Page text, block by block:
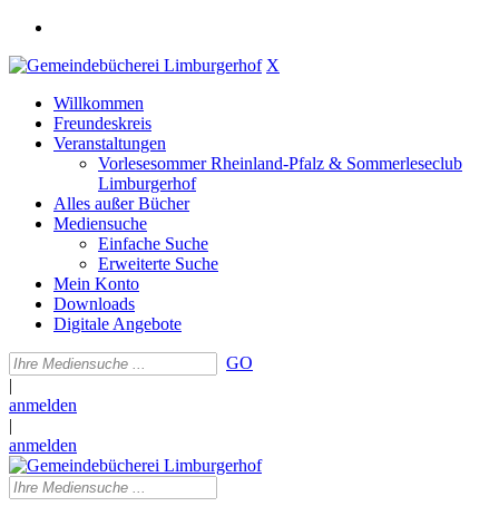
X
Willkommen
Freundeskreis
Veranstaltungen
Vorlesesommer Rheinland-Pfalz & Sommerleseclub
Limburgerhof
Alles außer Bücher
Mediensuche
Einfache Suche
Erweiterte Suche
Mein Konto
Downloads
Digitale Angebote
GO
|
anmelden
|
anmelden